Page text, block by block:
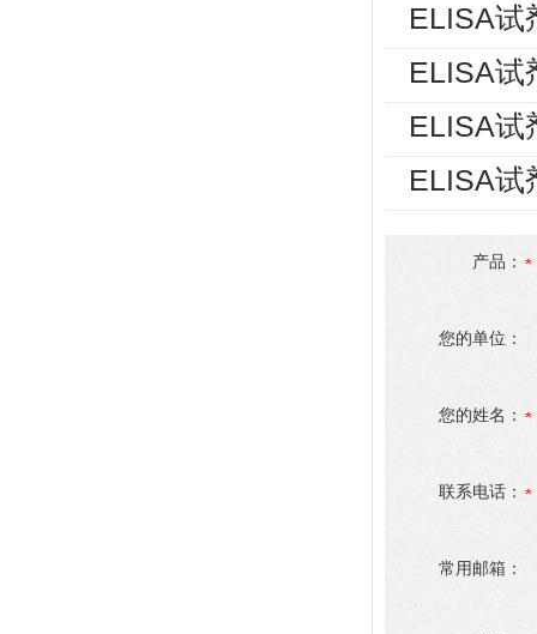
ELISA试
ELISA试
ELISA试
ELISA试
产品：
您的单位：
您的姓名：
联系电话：
常用邮箱：